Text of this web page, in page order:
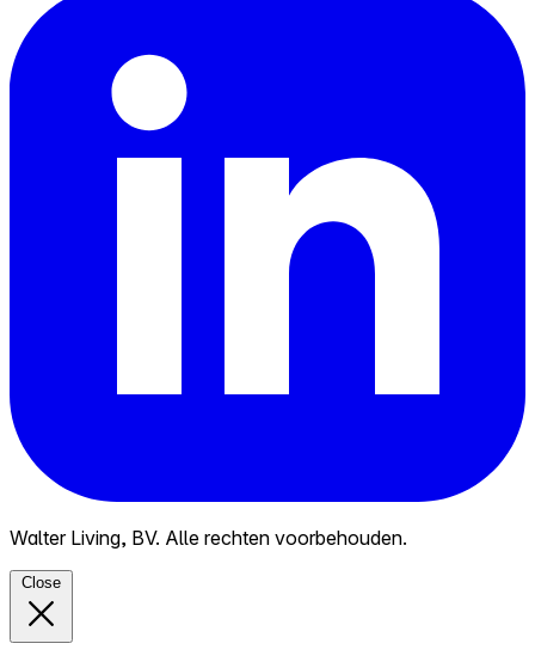
Walter Living, BV. Alle rechten voorbehouden.
Close